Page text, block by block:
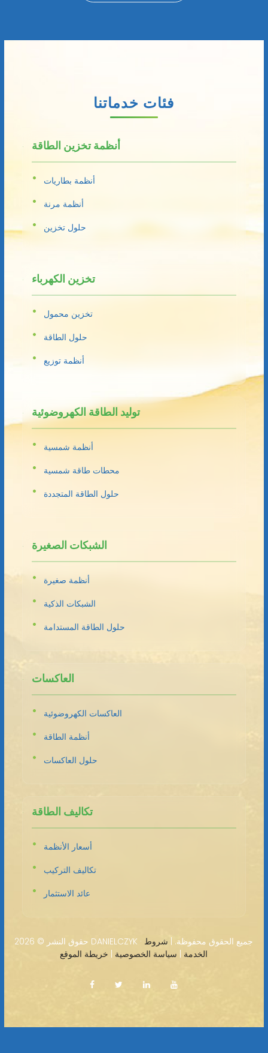
فئات خدماتنا
أنظمة تخزين الطاقة
أنظمة بطاريات
أنظمة مرنة
حلول تخزين
تخزين الكهرباء
تخزين محمول
حلول الطاقة
أنظمة توزيع
توليد الطاقة الكهروضوئية
أنظمة شمسية
محطات طاقة شمسية
حلول الطاقة المتجددة
الشبكات الصغيرة
أنظمة صغيرة
الشبكات الذكية
حلول الطاقة المستدامة
العاكسات
العاكسات الكهروضوئية
أنظمة الطاقة
حلول العاكسات
تكاليف الطاقة
أسعار الأنظمة
تكاليف التركيب
عائد الاستثمار
حقوق النشر © 2026 DANIELCZYK · جميع الحقوق محفوظة. | شروط
الخدمة
سياسة الخصوصية خريطة الموقع